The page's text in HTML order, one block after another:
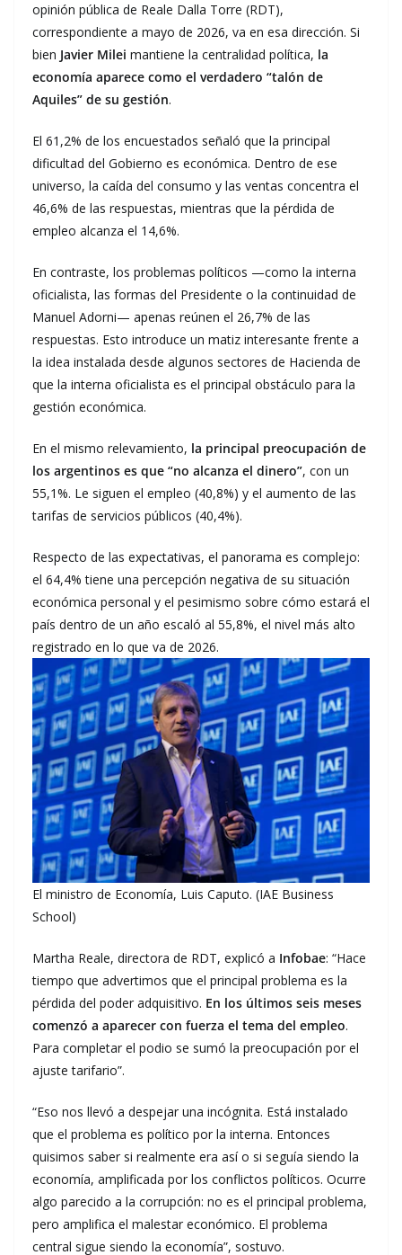
opinión pública de Reale Dalla Torre (RDT),
correspondiente a mayo de 2026, va en esa dirección. Si
bien Javier Milei mantiene la centralidad política, la
economía aparece como el verdadero “talón de
Aquiles” de su gestión.
El 61,2% de los encuestados señaló que la principal
dificultad del Gobierno es económica. Dentro de ese
universo, la caída del consumo y las ventas concentra el
46,6% de las respuestas, mientras que la pérdida de
empleo alcanza el 14,6%.
En contraste, los problemas políticos —como la interna
oficialista, las formas del Presidente o la continuidad de
Manuel Adorni— apenas reúnen el 26,7% de las
respuestas. Esto introduce un matiz interesante frente a
la idea instalada desde algunos sectores de Hacienda de
que la interna oficialista es el principal obstáculo para la
gestión económica.
En el mismo relevamiento, la principal preocupación de
los argentinos es que “no alcanza el dinero”, con un
55,1%. Le siguen el empleo (40,8%) y el aumento de las
tarifas de servicios públicos (40,4%).
Respecto de las expectativas, el panorama es complejo:
el 64,4% tiene una percepción negativa de su situación
económica personal y el pesimismo sobre cómo estará el
país dentro de un año escaló al 55,8%, el nivel más alto
registrado en lo que va de 2026.
El ministro de Economía, Luis Caputo. (IAE Business
School)
Martha Reale, directora de RDT, explicó a Infobae: “Hace
tiempo que advertimos que el principal problema es la
pérdida del poder adquisitivo. En los últimos seis meses
comenzó a aparecer con fuerza el tema del empleo.
Para completar el podio se sumó la preocupación por el
ajuste tarifario”.
“Eso nos llevó a despejar una incógnita. Está instalado
que el problema es político por la interna. Entonces
quisimos saber si realmente era así o si seguía siendo la
economía, amplificada por los conflictos políticos. Ocurre
algo parecido a la corrupción: no es el principal problema,
pero amplifica el malestar económico. El problema
central sigue siendo la economía”, sostuvo.